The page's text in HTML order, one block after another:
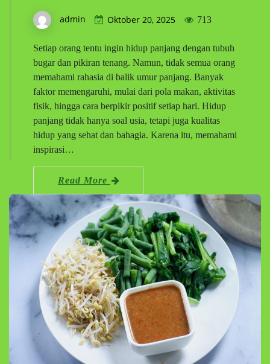
admin Oktober 20, 2025 713
Setiap orang tentu ingin hidup panjang dengan tubuh
bugar dan pikiran tenang. Namun, tidak semua orang
memahami rahasia di balik umur panjang. Banyak
faktor memengaruhi, mulai dari pola makan, aktivitas
fisik, hingga cara berpikir positif setiap hari. Hidup
panjang tidak hanya soal usia, tetapi juga kualitas
hidup yang sehat dan bahagia. Karena itu, memahami
inspirasi…
Read More